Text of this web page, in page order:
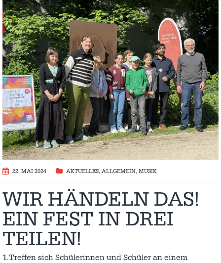
22. MAI 2024 AKTUELLES, ALLGEMEIN, MUSIK
WIR HÄNDELN DAS!
EIN FEST IN DREI
TEILEN!
1.Treffen sich Schülerinnen und Schüler an einem